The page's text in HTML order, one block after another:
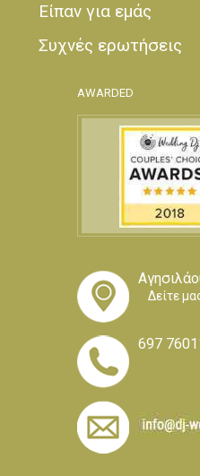
Είπαν για εμάς
Συχνές ερωτήσεις
AWARDED
Δείτε
697